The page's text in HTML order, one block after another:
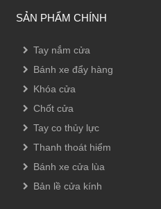
SẢN PHẨM CHÍNH
Tay nắm cửa
Bánh xe đẩy hàng
Khóa cửa
Chốt cửa
Tay co thủy lực
Thanh thoát hiểm
Bánh xe cửa lùa
Bản lề cửa kính